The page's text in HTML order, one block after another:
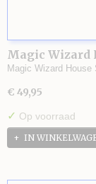
Magic Wizard
Magic Wizard
€ 49,95
✓ Op voorraad
IN